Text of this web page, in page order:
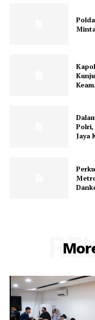
Jaya